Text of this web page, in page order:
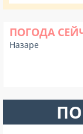
ПОГОДА
Назаре